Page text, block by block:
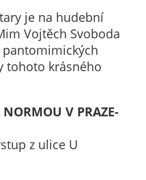
je na hudební
Vojtěch Svoboda
tohoto krásného
NORMOU V PRAZE-
z ulice U
kampaní.
Jejich pomocí
určujeme
počet návštěv
návštěv našich
stránek. Data
získaná